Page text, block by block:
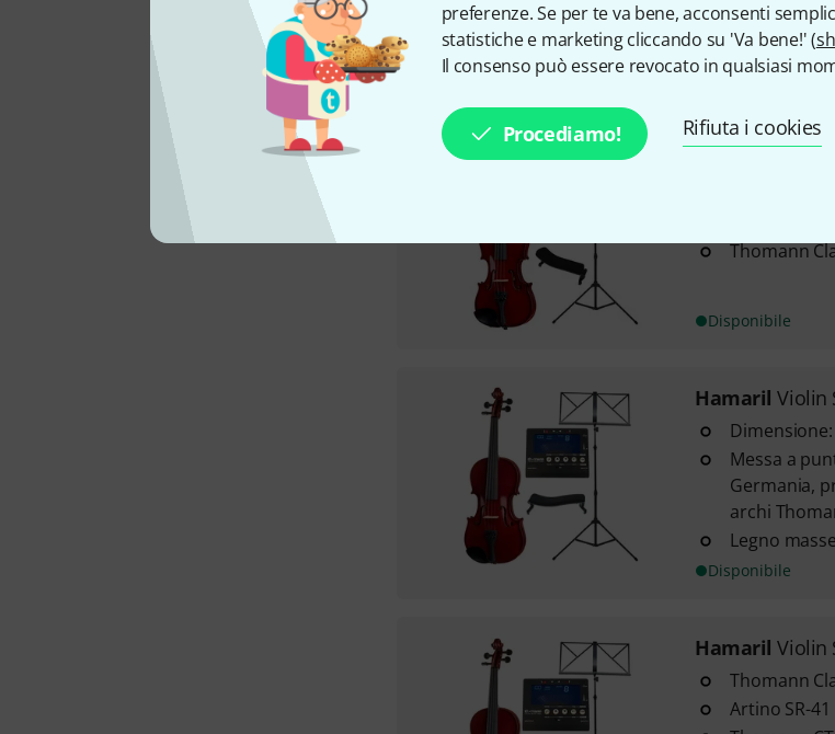
preferenze. Se per te va bene, acconsenti
statistiche e marketing cliccando su 'Va bene!' (
Il consenso può essere revocato in qualsiasi
Procediamo! Rifiuta i cookies
Fondo e
Disponibile
Thomann
Disponibile
Hamaril Violin
Messa a
Germania,
archi
Legno
Disponibile
Hamaril Violin
Thomann
Artino SR-